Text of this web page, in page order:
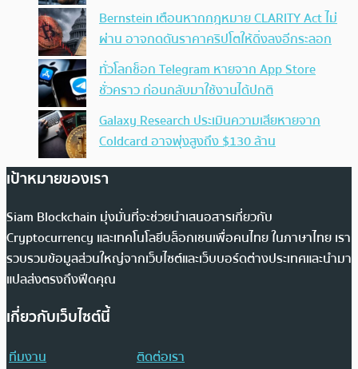
Bernstein เตือนหากกฎหมาย CLARITY Act ไม่
ผ่าน อาจกดดันราคาคริปโตให้ดิ่งลงอีกระลอก
ทั่วโลกช็อก Telegram หายจาก App Store
ชั่วคราว ก่อนกลับมาใช้งานได้ปกติ
Galaxy Research ประเมินความเสียหายจาก
Coldcard อาจพุ่งสูงถึง $130 ล้าน
เป้าหมายของเรา
Siam Blockchain มุ่งมั่นที่จะช่วยนำเสนอสารเกี่ยวกับ
Cryptocurrency และเทคโนโลยีบล็อกเชนเพื่อคนไทย ในภาษาไทย เรา
รวบรวมข้อมูลส่วนใหญ่จากเว็บไซต์และเว็บบอร์ดต่างประเทศและนำมา
แปลส่งตรงถึงฟีดคุณ
เกี่ยวกับเว็บไซต์นี้
ทีมงาน
ติดต่อเรา